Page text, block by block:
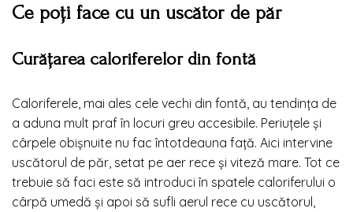
Ce poți face cu un uscător de păr
Curățarea caloriferelor din fontă
Caloriferele, mai ales cele vechi din fontă, au tendința de
a aduna mult praf în locuri greu accesibile. Periuțele și
cârpele obișnuite nu fac întotdeauna față. Aici intervine
uscătorul de păr, setat pe aer rece și viteză mare. Tot ce
trebuie să faci este să introduci în spatele caloriferului o
cârpă umedă și apoi să sufli aerul rece cu uscătorul,